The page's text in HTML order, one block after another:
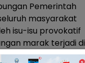
Pemerintah
masyarakat
isu-isu provokatif
marak terjadi di